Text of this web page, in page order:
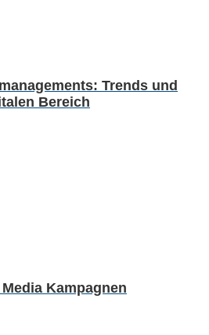
Trends und
Bereich
Kampagnen